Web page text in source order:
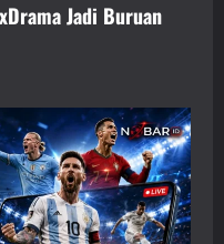
Jadi Buruan